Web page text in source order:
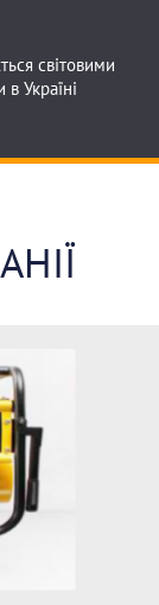
світовими
Україні